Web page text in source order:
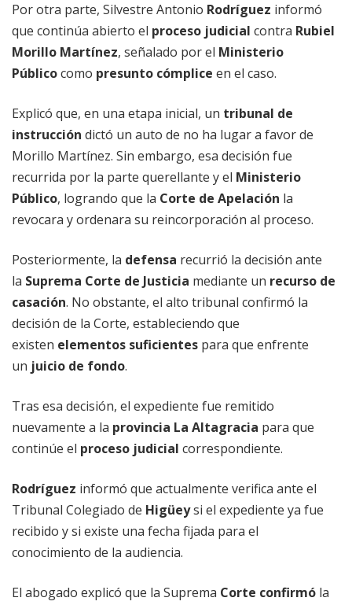
Por otra parte, Silvestre Antonio Rodríguez informó
que continúa abierto el proceso judicial contra Rubiel
Morillo Martínez, señalado por el Ministerio
Públicocomo presunto cómplice en el caso.
Explicó que, en una etapa inicial, un tribunal de
instrucción dictó un auto de no ha lugar a favor de
Morillo Martínez. Sin embargo, esa decisión fue
recurrida por la parte querellante y el Ministerio
Público, logrando que la Corte de Apelación la
revocara y ordenara su reincorporación al proceso.
Posteriormente, la defensa recurrió la decisión ante
la Suprema Corte de Justicia mediante un recurso de
casación. No obstante, el alto tribunal confirmó la
decisión de la Corte, estableciendo que
existen elementos suficientes para que enfrente
un juicio de fondo.
Tras esa decisión, el expediente fue remitido
nuevamente a la provincia La Altagracia para que
continúe el proceso judicial correspondiente.
Rodríguez informó que actualmente verifica ante el
Tribunal Colegiado de Higüeysi el expediente ya fue
recibido y si existe una fecha fijada para el
conocimiento de la audiencia.
El abogado explicó que la Suprema Corte confirmó la